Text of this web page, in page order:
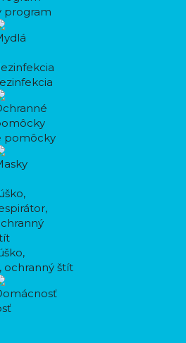
program
pomôcky
ochranný štít